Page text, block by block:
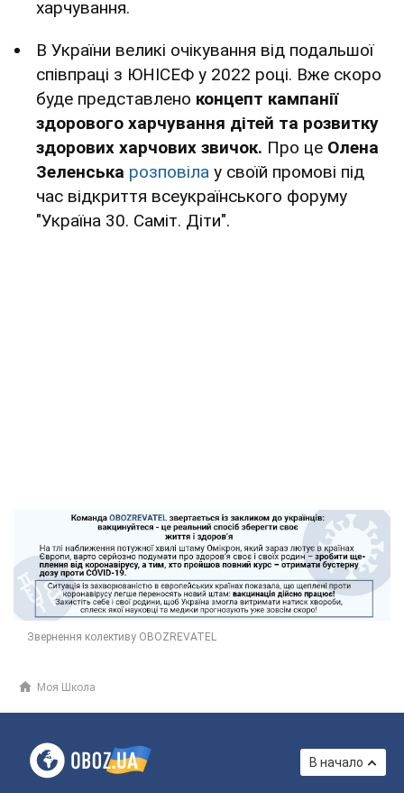
харчування.
В України великі очікування від подальшої
співпраці з ЮНІСЕФ у 2022 році. Вже скоро
буде представлено концепт кампанії
здорового харчування дітей та розвитку
здорових харчових звичок. Про це Олена
Зеленська розповіла у своїй промові під
час відкриття всеукраїнського форуму
"Україна 30. Саміт. Діти".
Моя Школа
В начало